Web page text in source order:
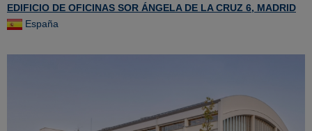
EDIFICIO DE OFICINAS SOR ÁNGELA DE LA CRUZ 6, MADRID
España